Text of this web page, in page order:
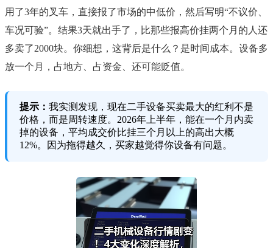
用了3年的叉车，直接报了市场的中低价，然后写明“不议价、
车况可验”。结果3天就出手了，比那些报高价挂两个月的人还
多卖了2000块。你细想，这背后是什么？是时间成本。设备多
放一个月，占地方、占资金、还可能贬值。
提示： 我实测发现，现在二手设备买卖最大的红利不是
价格，而是周转速度。2026年上半年，能在一个月内卖
掉的设备，平均成交价比挂三个月以上的高出大概
12%。因为拖得越久，买家越觉得你设备有问题。